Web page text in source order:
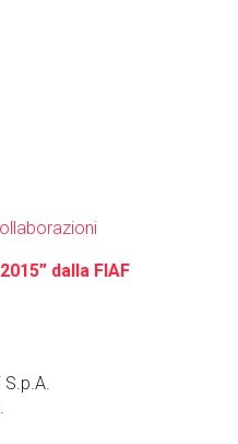
dalla FIAF